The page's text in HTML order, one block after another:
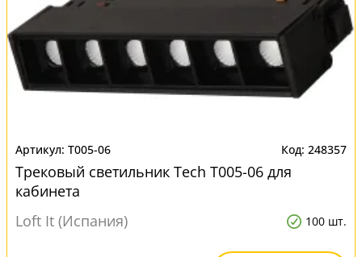
T005-06 248357
Трековый светильник Tech T005-06 для
кабинета
Loft It (Испания)
100 шт.